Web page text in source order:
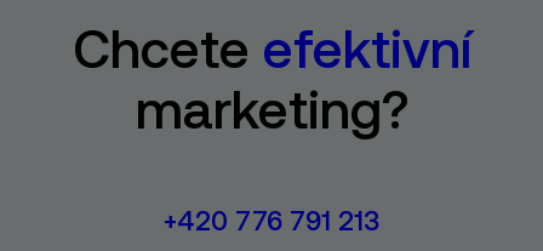
Chcete efektivní
marketing?
+420 776 791 213